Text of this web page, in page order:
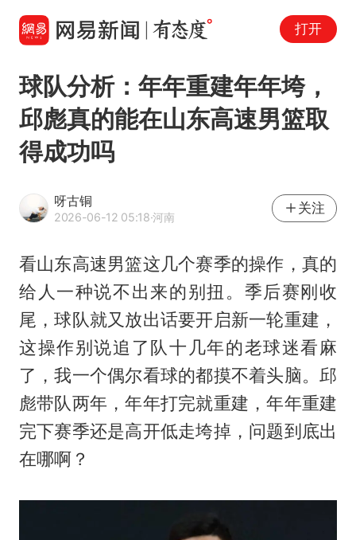
打开
球队分析：年年重建年年垮，
邱彪真的能在山东高速男篮取
得成功吗
呀古铜
2026-06-12 05:18·河南
关注
看山东高速男篮这几个赛季的操作，真的
给人一种说不出来的别扭。季后赛刚收
尾，球队就又放出话要开启新一轮重建，
这操作别说追了队十几年的老球迷看麻
了，我一个偶尔看球的都摸不着头脑。邱
彪带队两年，年年打完就重建，年年重建
完下赛季还是高开低走垮掉，问题到底出
在哪啊？